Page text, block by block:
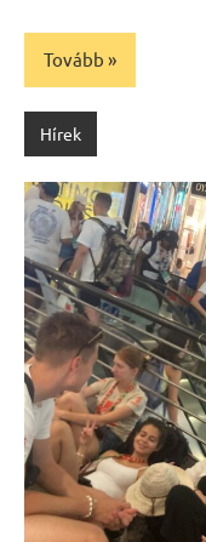
Tovább
Hírek